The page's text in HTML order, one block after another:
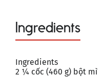
Ingredients
Ingredients
2 ¼ cốc (460 g) bột mì